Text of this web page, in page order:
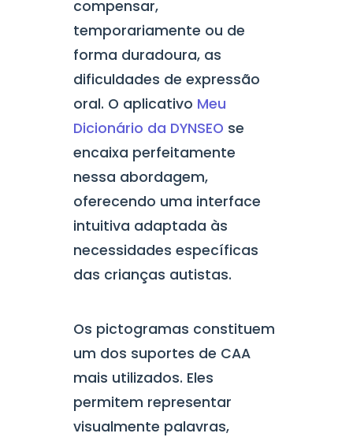
compensar,
temporariamente ou de
forma duradoura, as
dificuldades de expressão
oral. O aplicativo Meu
Dicionário da DYNSEO se
encaixa perfeitamente
nessa abordagem,
oferecendo uma interface
intuitiva adaptada às
necessidades específicas
das crianças autistas.
Os pictogramas constituem
um dos suportes de CAA
mais utilizados. Eles
permitem representar
visualmente palavras,